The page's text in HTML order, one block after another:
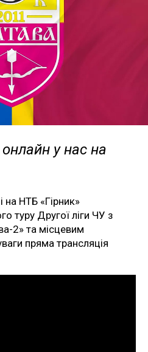
у нас на
на НТБ «Гірник»
туру Другої ліги ЧУ з
2» та місцевим
пряма трансляція